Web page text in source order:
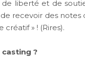
liberté et de
recevoir des notes
» ! (Rires).
casting ?